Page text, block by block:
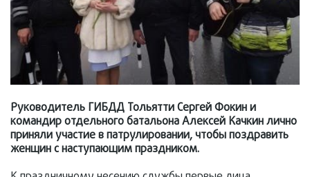
Руководитель ГИБДД Тольятти Сергей Фокин и
командир отдельного батальона Алексей Качкин лично
приняли участие в патрулировании, чтобы поздравить
женщин с наступающим праздником.